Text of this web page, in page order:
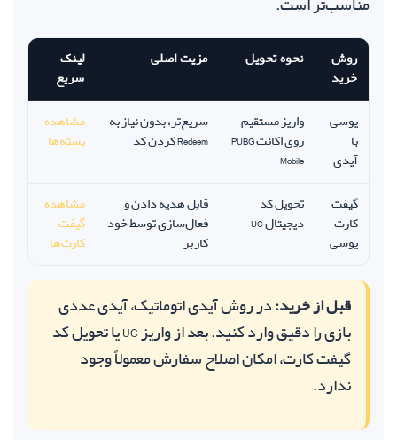
مناسب‌تر است.
روش
خرید
نحوه تحویل مزیت اصلی
لینک
سریع
یوسی
با
آیدی
واریز مستقیم
روی اکانت PUBG
Mobile
سریع‌تر، بدون نیاز به
Redeem کردن کد
مشاهده
بسته‌ها
گیفت
کارت
یوسی
تحویل کد
دیجیتال UC
قابل هدیه دادن و
فعال‌سازی توسط خود
کاربر
مشاهده
گیفت
کارت‌ها
قبل از خرید:در روش آیدی اتوماتیک، آیدی عددی
بازی را دقیق وارد کنید. بعد از واریز UC یا تحویل کد
گیفت کارت، امکان اصلاح سفارش معمولاً وجود
ندارد.